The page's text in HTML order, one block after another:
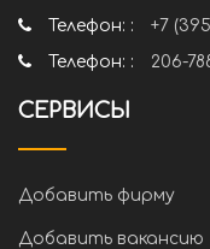
Телефон: :
+7
Телефон: :
206-
СЕРВИСЫ
Добавить фирму
Добавить вакансию